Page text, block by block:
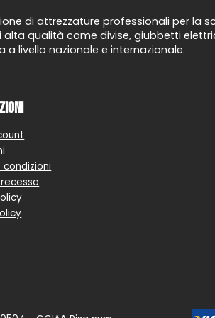
di attrezzature professionali per la
qualità come divise, giubbetti
livello nazionale e internazionale.
condizioni